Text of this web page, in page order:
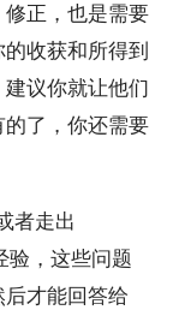
正，也是需要
收获和所得到
议你就让他们
了，你还需要
者走出
，这些问题
才能回答给